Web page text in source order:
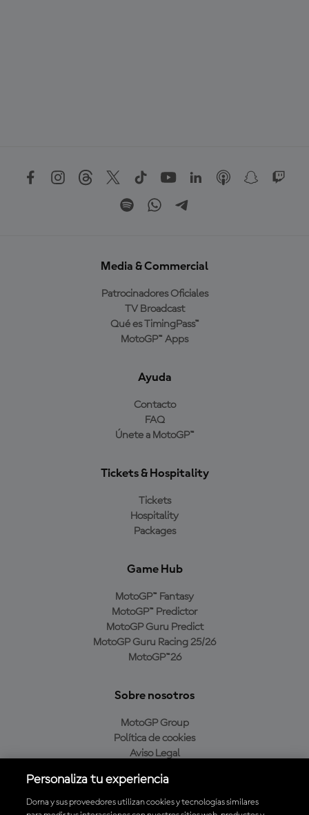
Media & Commercial
Patrocinadores Oficiales
TV Broadcast
Qué es TimingPass™
MotoGP™ Apps
Ayuda
Contacto
FAQ
Únete a MotoGP™
Tickets & Hospitality
Tickets
Hospitality
Packages
Game Hub
MotoGP™ Fantasy
MotoGP™ Predictor
MotoGP Guru Predict
MotoGP Guru Racing 25/26
MotoGP™26
Sobre nosotros
MotoGP Group
Política de cookies
Aviso Legal
Política de compra
Personaliza tu experiencia
Dorna y sus proveedores utilizan cookies y tecnologías similares